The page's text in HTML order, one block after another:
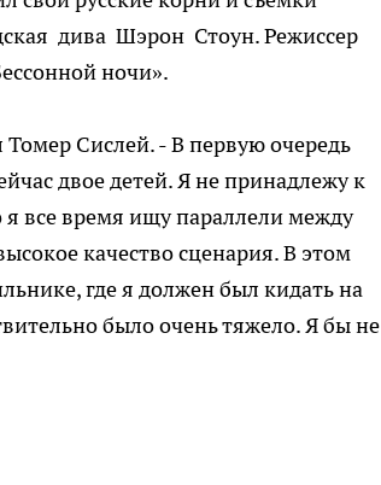
дива Шэрон Стоун. Режиссер
ночи».
Томер Сислей. - В первую очередь
двое детей. Я не принадлежу к
я все время ищу параллели между
качество сценария. В этом
где я должен был кидать на
было очень тяжело. Я бы не